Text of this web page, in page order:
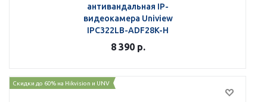
антивандальная IP-
видеокамера Uniview
IPC322LB-ADF28K-H
8 390р.
Скидки до 60% на Hikvision и UNV